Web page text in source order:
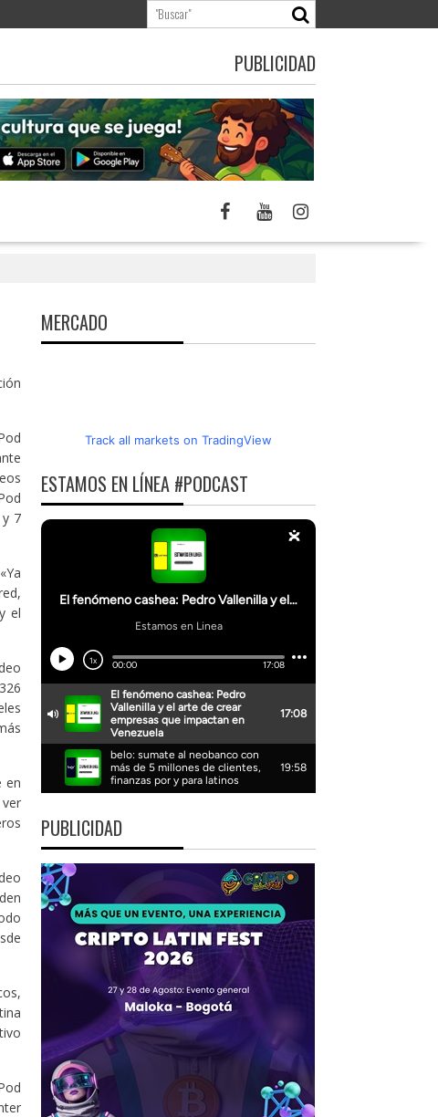
PUBLICIDAD
7
el
en
MERCADO
Track all markets on TradingView
ESTAMOS EN LÍNEA #PODCAST
PUBLICIDAD